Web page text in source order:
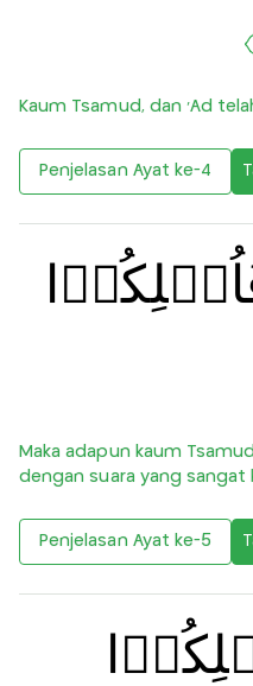
Kaum Tsamud, dan ‘Ad
Penjelasan Ayat ke-4
Maka adapun kaum
dengan suara yang sangat
Penjelasan Ayat ke-5